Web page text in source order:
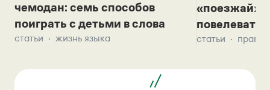
чемодан: семь способов
поиграть с детьми в слова
статьи жизнь языка
«поезжай»?
повелевать
статьи